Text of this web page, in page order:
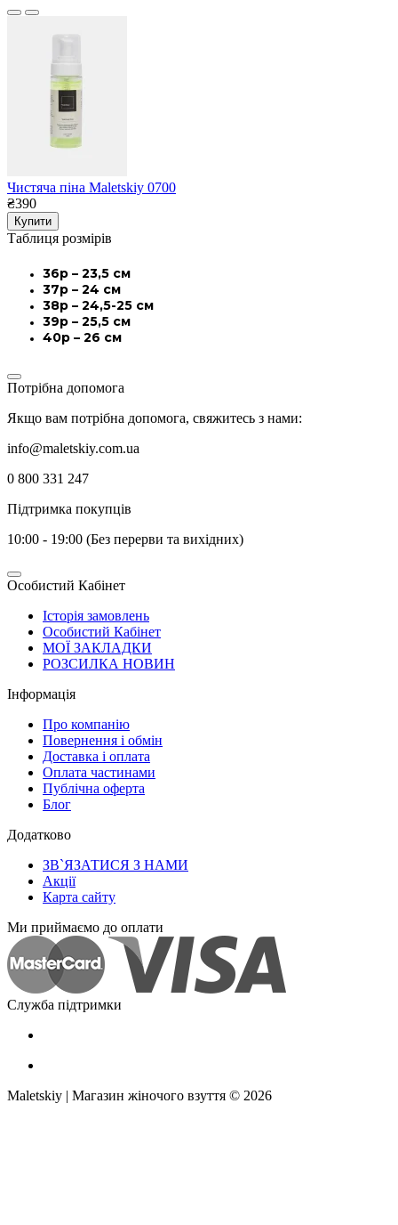
Чистяча піна Maletskiy 0700
₴390
Купити
Таблиця розмірів
36р – 23,5 см
37р – 24 см
38р – 24,5-25 см
39р – 25,5 см
40р – 26 см
Потрібна допомога
Якщо вам потрібна допомога, свяжитесь з нами:
info@maletskiy.com.ua
0 800 331 247
Підтримка покупців
10:00 - 19:00 (Без перерви та вихідних)
Особистий Кабінет
Історія замовлень
Особистий Кабінет
МОЇ ЗАКЛАДКИ
РОЗСИЛКА НОВИН
Інформація
Про компанію
Повернення і обмін
Доставка і оплата
Оплата частинами
Публічна оферта
Блог
Додатково
ЗВ`ЯЗАТИСЯ З НАМИ
Акції
Карта сайту
Ми приймаємо до оплати
Служба підтримки
Maletskiy | Магазин жіночого взуття © 2026